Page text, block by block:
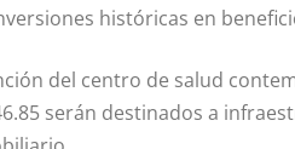
históricas en
del centro de salud
serán destinados a